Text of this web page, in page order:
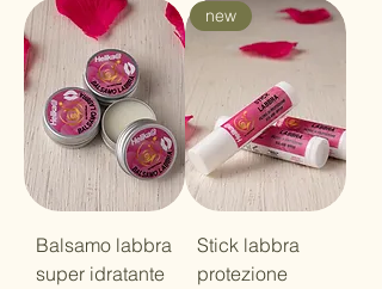
Balsamo labbra
super idratante
new
Stick labbra
protezione